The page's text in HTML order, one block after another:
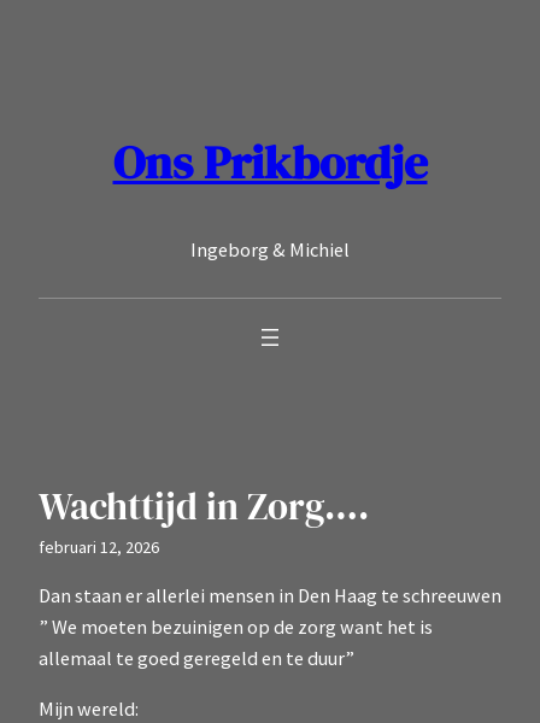
Ons Prikbordje
Ingeborg & Michiel
Wachttijd in Zorg….
februari 12, 2026
Dan staan er allerlei mensen in Den Haag te schreeuwen
” We moeten bezuinigen op de zorg want het is
allemaal te goed geregeld en te duur”
Mijn wereld: